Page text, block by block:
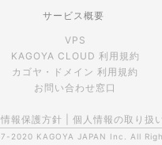
サービス概要
VPS
KAGOYA CLOUD 利用規約
カゴヤ・ドメイン 利用規約
お問い合わせ窓口
報保護方針 個人情報の取り扱
2020 KAGOYA JAPAN Inc. All